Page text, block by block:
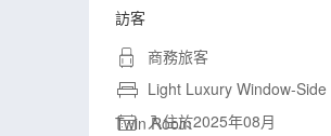
訪客
商務旅客
Light Luxury Window-Side
Twin Room
入住於2025年08月